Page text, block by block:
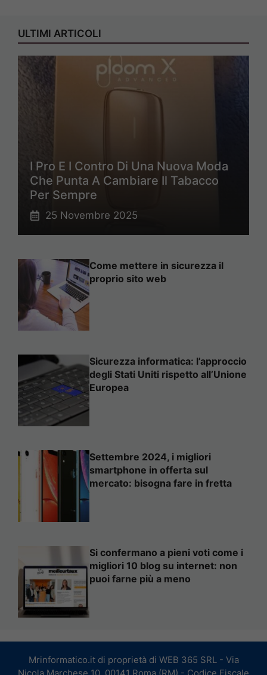
ULTIMI ARTICOLI
I Pro E I Contro Di Una Nuova Moda
Che Punta A Cambiare Il Tabacco
Per Sempre
25 Novembre 2025
Come mettere in sicurezza il
proprio sito web
Sicurezza informatica: l’approccio
degli Stati Uniti rispetto all’Unione
Europea
Settembre 2024, i migliori
smartphone in offerta sul
mercato: bisogna fare in fretta
Si confermano a pieni voti come i
migliori 10 blog su internet: non
puoi farne più a meno
Mrinformatico.it di proprietà di WEB 365 SRL - Via